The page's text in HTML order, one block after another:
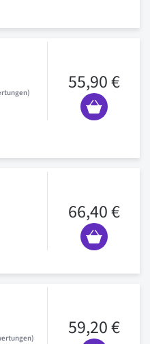
55,90 €
66,40 €
59,20 €